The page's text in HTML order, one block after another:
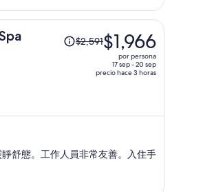
$6,043
por
persona
El
precio
ahora
de
$1,966
$2,591$1,966
por persona
17 sep - 20 sep
precio hace 3 horas
舒態。工作人員非常友善。入住手